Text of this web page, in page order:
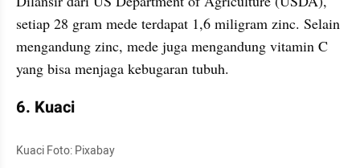
setiap 28 gram mede terdapat 1,6 miligram zinc. Selain
mengandung zinc, mede juga mengandung vitamin C
yang bisa menjaga kebugaran tubuh.
6. Kuaci
Kuaci Foto: Pixabay